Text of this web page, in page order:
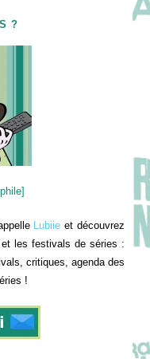
?
Lubiie et découvrez
les festivals de séries :
critiques, agenda des
!